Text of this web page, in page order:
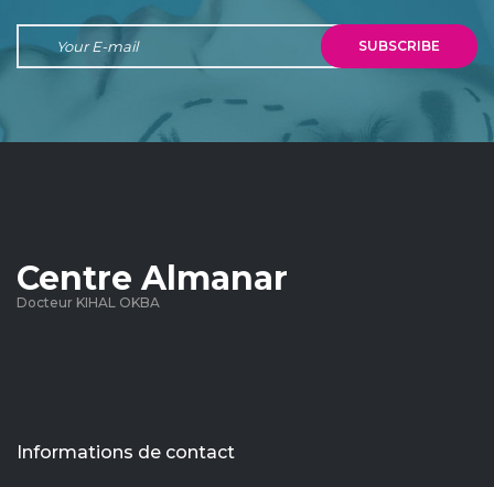
SUBSCRIBE
Centre Almanar
Docteur KIHAL OKBA
Informations de contact